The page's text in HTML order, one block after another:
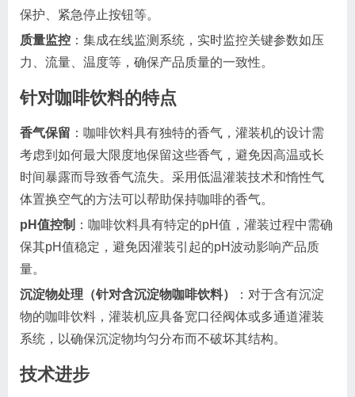
保护、紧急停止按钮等。
质量监控 ：集成在线监测系统，实时监控关键参数如压
力、流量、温度等，确保产品质量的一致性。
针对咖啡饮料的特点
香气保留 ：咖啡饮料具有独特的香气，灌装机的设计需
考虑到如何最大限度地保留这些香气，避免因高温或长
时间暴露而导致香气流失。采用低温灌装技术和惰性气
体置换空气的方法可以帮助保持咖啡的香气。
pH值控制 ：咖啡饮料具有特定的pH值，灌装过程中需确
保其pH值稳定，避免因灌装引起的pH波动影响产品质
量。
沉淀物处理（针对含沉淀物咖啡饮料）
：对于含有沉淀
物的咖啡饮料，灌装机应具备宽口径阀体或多通道灌装
系统，以确保沉淀物均匀分布而不破坏其结构。
技术进步